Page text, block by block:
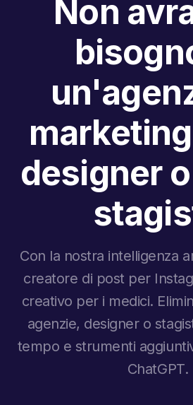
Non
designer
Con la nostra intelligenza
creatore di post per
creativo per i medici.
agenzie, designer o
tempo e strumenti
ChatGPT.